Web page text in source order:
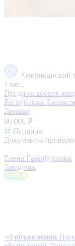
Американский
1 мес.
Продажа кобеля
Республика
Ленина
80 000 ₽
Подарок
Документы
Елена Гарифуллина
Заводчик
+3 объявления